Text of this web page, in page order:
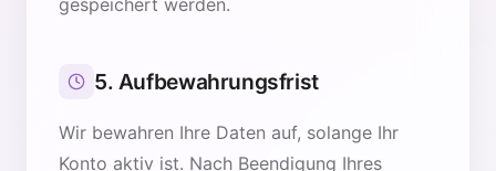
gespeichert werden.
5. Aufbewahrungsfrist
Wir bewahren Ihre Daten auf, solange Ihr
Konto aktiv ist. Nach Beendigung Ihres